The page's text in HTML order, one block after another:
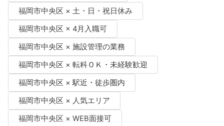
福岡市中央区 × 土・日・祝日休み
福岡市中央区 × 4月入職可
福岡市中央区 × 施設管理の業務
福岡市中央区 × 転科ＯＫ・未経験歓迎
福岡市中央区 × 駅近・徒歩圏内
福岡市中央区 × 人気エリア
福岡市中央区 × WEB面接可